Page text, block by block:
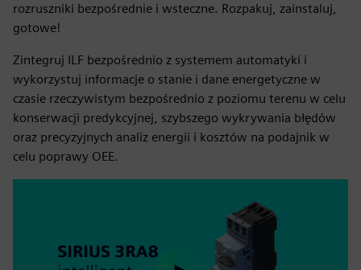
rozruszniki bezpośrednie i wsteczne. Rozpakuj, zainstaluj,
gotowe!
Zintegruj ILF bezpośrednio z systemem automatyki i
wykorzystuj informacje o stanie i dane energetyczne w
czasie rzeczywistym bezpośrednio z poziomu terenu w celu
konserwacji predykcyjnej, szybszego wykrywania błędów
oraz precyzyjnych analiz energii i kosztów na podajnik w
celu poprawy OEE.